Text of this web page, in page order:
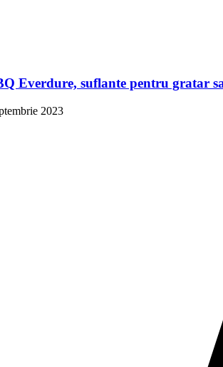
Everdure, suflante pentru gratar
2023